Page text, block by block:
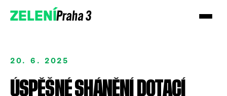
ZELENÍPraha 3
20. 6. 2025
ÚSPĚŠNÉ SHÁNĚNÍ DOTACÍ